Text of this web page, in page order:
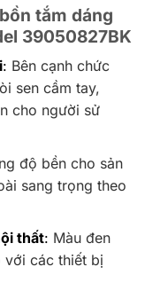
tắm dáng
39050827BK
: Bên cạnh chức
sen cầm tay,
cho người sử
độ bền cho sản
sang trọng theo
thất: Màu đen
với các thiết bị